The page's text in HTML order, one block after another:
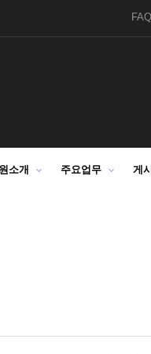
FAQ
소개
주요업무
게